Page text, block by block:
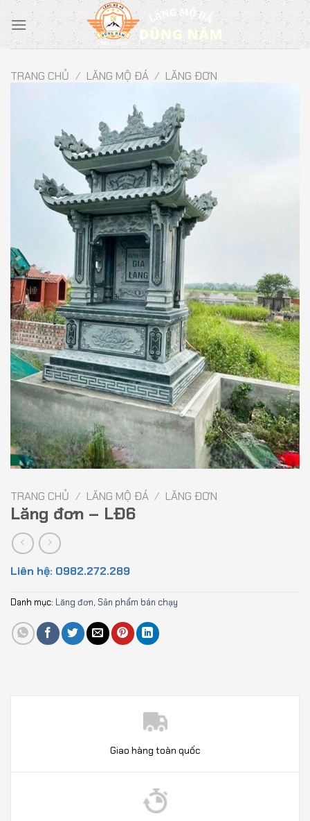
Chuyển
đến
nội
TRANG CHỦ / LĂNG MỘ ĐÁ / LĂNG ĐƠN
TRANG CHỦ / LĂNG MỘ ĐÁ / LĂNG ĐƠN
Lăng đơn – LĐ6
Liên hệ: 0982.272.289
Danh mục: Lăng đơn, Sản phẩm bán chạy
Giao hàng toàn quốc